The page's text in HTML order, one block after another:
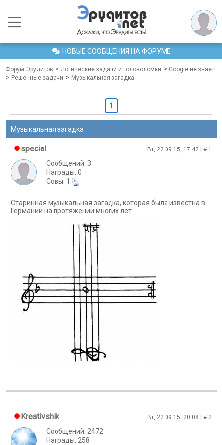
НОВЫЕ СООБЩЕНИЯ НА ФОРУМЕ
Форум Эрудитов > Логические задачи и головоломки > Google не знает!
> Решенные задачи > Музыкальная загадка
1
Музыкальная загадка
special Вт, 22.09.15, 17:42 | # 1
Сообщений: 3
Награды: 0
Cовы: 1
Старинная музыкальная загадка, которая была известна в
Германии на протяжении многих лет.
Kreativshik Вт, 22.09.15, 20:08 | # 2
Сообщений: 2472
Награды: 258